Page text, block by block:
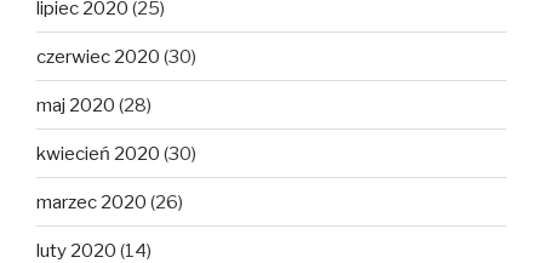
lipiec 2020 (25)
czerwiec 2020 (30)
maj 2020 (28)
kwiecień 2020 (30)
marzec 2020 (26)
luty 2020 (14)